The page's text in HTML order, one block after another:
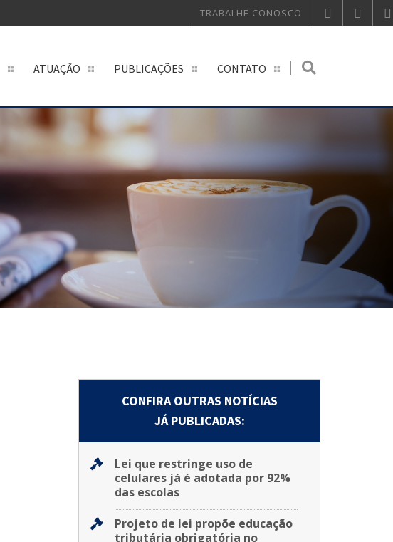
TRABALHE CONOSCO
ATUAÇÃO PUBLICAÇÕES CONTATO
CONFIRA OUTRAS NOTÍCIAS
JÁ PUBLICADAS:
Lei que restringe uso de
celulares já é adotada por 92%
das escolas
Projeto de lei propõe educação
tributária obrigatória no